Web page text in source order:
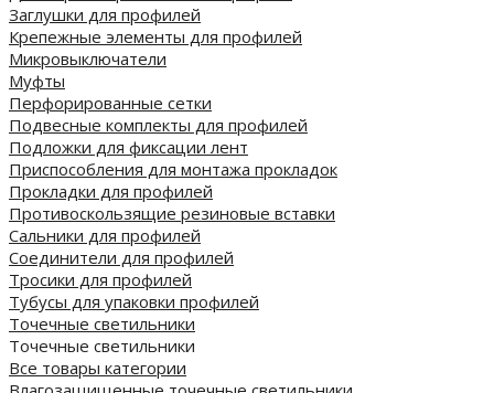
Заглушки для профилей
Крепежные элементы для профилей
Микровыключатели
Муфты
Перфорированные сетки
Подвесные комплекты для профилей
Подложки для фиксации лент
Приспособления для монтажа прокладок
Прокладки для профилей
Противоскользящие резиновые вставки
Сальники для профилей
Соединители для профилей
Тросики для профилей
Тубусы для упаковки профилей
Точечные светильники
Точечные светильники
Все товары категории